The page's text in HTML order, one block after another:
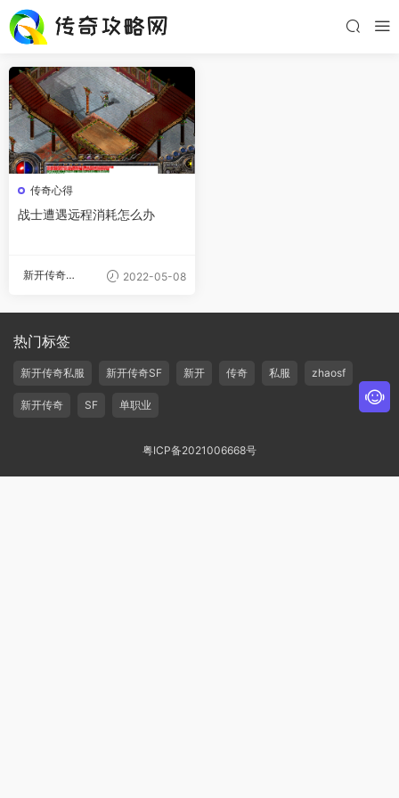
传奇心得
战士遭遇远程消耗怎么办
新开传奇私
2022-05-08
热门标签
新开传奇私服 新开传奇SF 新开 传奇 私服 zhaosf
新开传奇 SF 单职业
粤ICP备2021006668号